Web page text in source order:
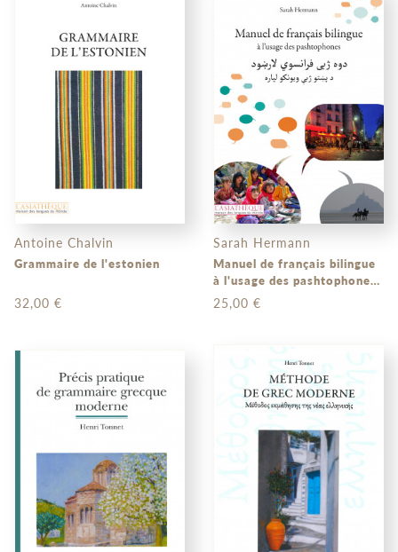
Antoine Chalvin
Grammaire de l'estonien
32,00 €
Sarah Hermann
Manuel de français bilingue
à l'usage des pashtophones
(Livre + audio)
25,00 €